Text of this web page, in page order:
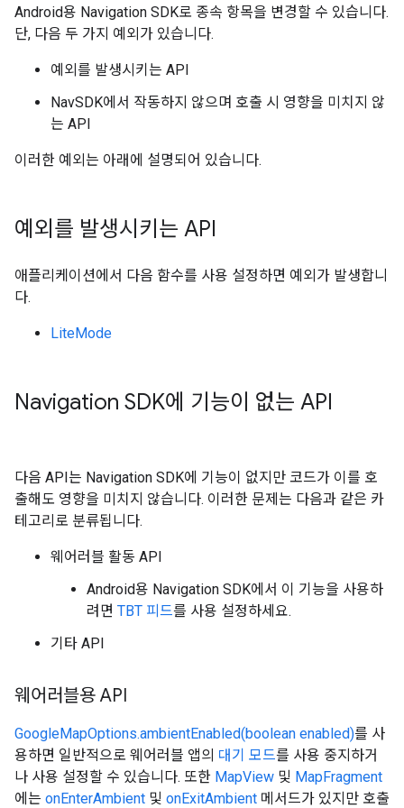
Android용 Navigation SDK로 종속 항목을 변경할 수 있습니다.
단, 다음 두 가지 예외가 있습니다.
예외를 발생시키는 API
NavSDK에서 작동하지 않으며 호출 시 영향을 미치지 않
는 API
이러한 예외는 아래에 설명되어 있습니다.
예외를 발생시키는 API
애플리케이션에서 다음 함수를 사용 설정하면 예외가 발생합니
다.
LiteMode
Navigation SDK에 기능이 없는 API
다음 API는 Navigation SDK에 기능이 없지만 코드가 이를 호
출해도 영향을 미치지 않습니다. 이러한 문제는 다음과 같은 카
테고리로 분류됩니다.
웨어러블 활동 API
Android용 Navigation SDK에서 이 기능을 사용하
려면 TBT 피드를 사용 설정하세요.
기타 API
웨어러블용 API
GoogleMapOptions.ambientEnabled(boolean enabled)를 사
용하면 일반적으로 웨어러블 앱의 대기 모드를 사용 중지하거
나 사용 설정할 수 있습니다. 또한 MapView 및 MapFragment
에는 onEnterAmbient 및 onExitAmbient 메서드가 있지만 호출